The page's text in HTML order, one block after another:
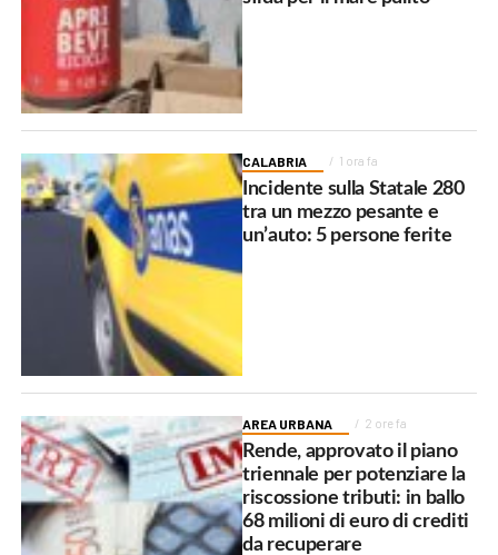
CALABRIA 1 ora fa
Incidente sulla Statale 280
tra un mezzo pesante e
un’auto: 5 persone ferite
AREA URBANA 2 ore fa
Rende, approvato il piano
triennale per potenziare la
riscossione tributi: in ballo
68 milioni di euro di crediti
da recuperare